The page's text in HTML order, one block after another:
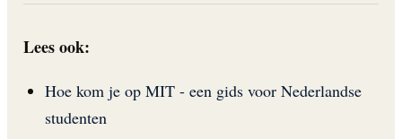
Lees ook:
Hoe kom je op MIT - een gids voor Nederlandse
studenten